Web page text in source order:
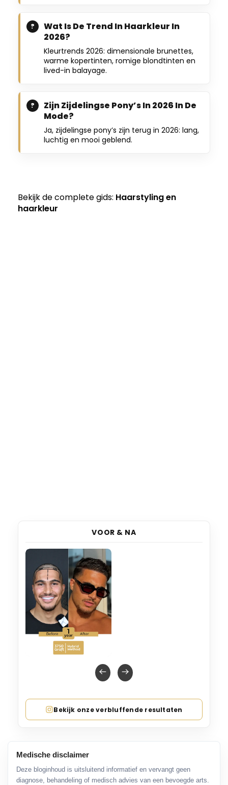
Wat Is De Trend In Haarkleur In
2026?
Kleurtrends 2026: dimensionale brunettes,
warme kopertinten, romige blondtinten en
lived-in balayage.
Zijn Zijdelingse Pony’s In 2026 In De
Mode?
Ja, zijdelingse pony’s zijn terug in 2026: lang,
luchtig en mooi geblend.
Bekijk de complete gids: Haarstyling en
haarkleur
VOOR & NA
Bekijk onze verbluffende resultaten
Medische disclaimer
Deze bloginhoud is uitsluitend informatief en vervangt geen
diagnose, behandeling of medisch advies van een bevoegde arts.